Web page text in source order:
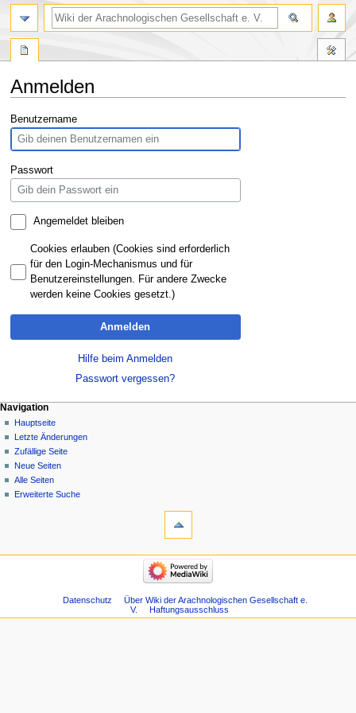
Anmelden
Zur
Navigation
springen
Zur
Suche
springen
Benutzername
Passwort
Angemeldet bleiben
Cookies erlauben (Cookies sind erforderlich
für den Login-Mechanismus und für
Benutzereinstellungen. Für andere Zwecke
werden keine Cookies gesetzt.)
Anmelden
Hilfe beim Anmelden
Passwort vergessen?
Navigation
Hauptseite
Letzte Änderungen
Zufällige Seite
Neue Seiten
Alle Seiten
Erweiterte Suche
Datenschutz
Über Wiki der Arachnologischen Gesellschaft e.
V.
Haftungsausschluss